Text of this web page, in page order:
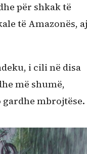
për shkak të
të Amazonës,
i cili në disa
më shumë,
gardhe mbrojtëse.